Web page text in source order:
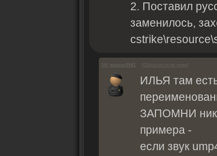
2. Поставил
заменилось,
xoxoxo3941 [Обратится по нику ]
ИЛЬЯ там
ЗАПОМНИ
примера -
если звук